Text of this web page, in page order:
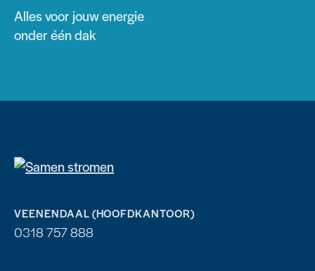
Alles voor jouw energie
onder één dak
VEENENDAAL (HOOFDKANTOOR)
0318 757 888